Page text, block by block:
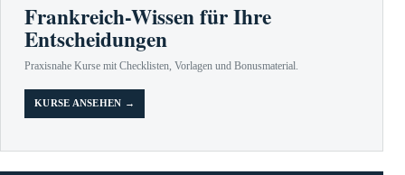
Frankreich-Wissen für Ihre
Entscheidungen
Praxisnahe Kurse mit Checklisten, Vorlagen und Bonusmaterial.
KURSE ANSEHEN →